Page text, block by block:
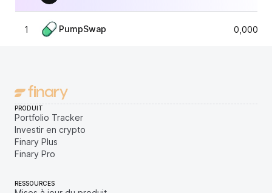
1 PumpSwap
PRODUIT
Portfolio Tracker
Investir en crypto
Finary Plus
Finary Pro
RESSOURCES